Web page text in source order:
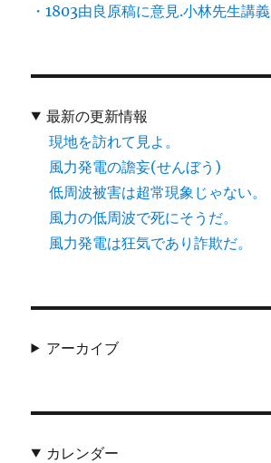
・1803由良原稿に意見.小林先生講義
最新の更新情報
現地を訪れて見よ。
風力発電の譫妄(せんぼう)
低周波被害は超常現象じゃない。
風力の低周波で死にそうだ。
風力発電は狂気であり詐欺だ。
アーカイブ
カレンダー